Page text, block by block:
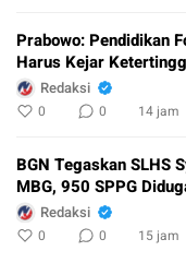
Prabowo: Pendidikan
Harus Kejar
Redaksi
0 0 14 jam
BGN Tegaskan SLHS
MBG, 950 SPPG
Redaksi
0 0 15 jam